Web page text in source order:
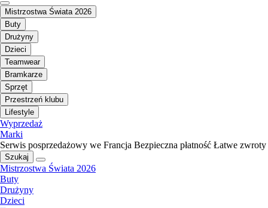
Mistrzostwa Świata 2026
Buty
Drużyny
Dzieci
Teamwear
Bramkarze
Sprzęt
Przestrzeń klubu
Lifestyle
Wyprzedaż
Marki
Serwis posprzedażowy we Francja Bezpieczna płatność Łatwe zwroty
Szukaj
Mistrzostwa Świata 2026
Buty
Drużyny
Dzieci